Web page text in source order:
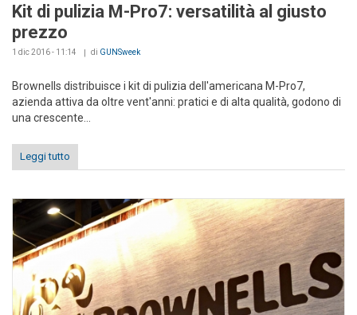
Kit di pulizia M-Pro7: versatilità al giusto
prezzo
1 dic 2016 - 11:14 di GUNSweek
Brownells distribuisce i kit di pulizia dell'americana M-Pro7,
azienda attiva da oltre vent'anni: pratici e di alta qualità, godono di
una crescente...
Leggi tutto